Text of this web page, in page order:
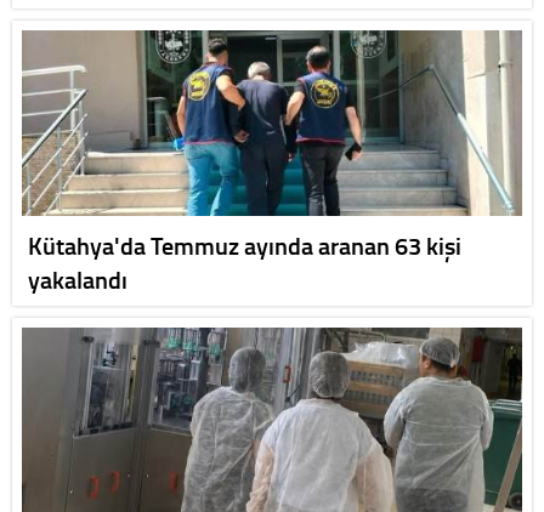
Kütahya'da Temmuz ayında aranan 63 kişi
yakalandı